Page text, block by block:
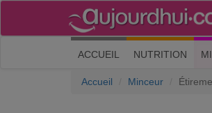
ACCUEIL (current)
NUTRITION
Accueil Minceur